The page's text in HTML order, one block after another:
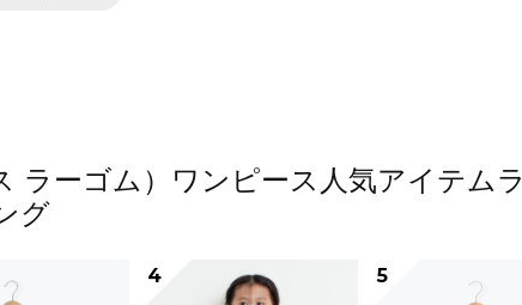
ラーゴム）ワンピース人気アイテム
グ
4 5